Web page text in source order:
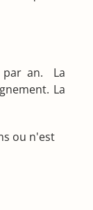
par an. La
La
ou n'est